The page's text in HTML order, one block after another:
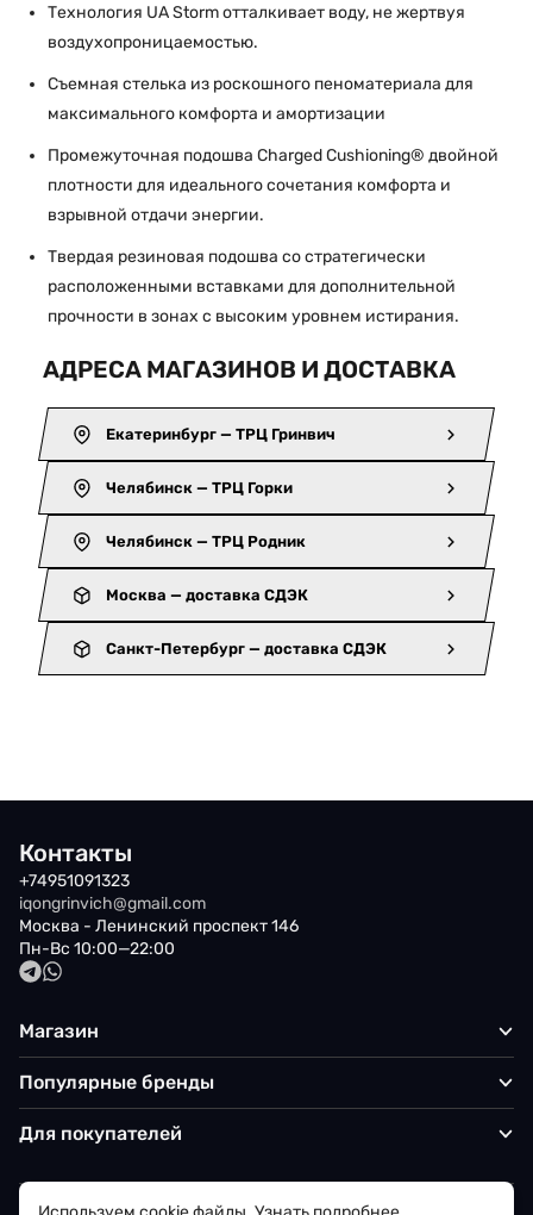
Технология UA Storm отталкивает воду, не жертвуя
воздухопроницаемостью.
Съемная стелька из роскошного пеноматериала для
максимального комфорта и амортизации
Промежуточная подошва Charged Cushioning® двойной
плотности для идеального сочетания комфорта и
взрывной отдачи энергии.
Твердая резиновая подошва со стратегически
расположенными вставками для дополнительной
прочности в зонах с высоким уровнем истирания.
АДРЕСА МАГАЗИНОВ И ДОСТАВКА
Екатеринбург — ТРЦ Гринвич
Челябинск — ТРЦ Горки
Челябинск — ТРЦ Родник
Москва — доставка СДЭК
Санкт-Петербург — доставка СДЭК
Контакты
+74951091323
iqongrinvich@gmail.com
Москва - Ленинский проспект 146
Пн-Вс 10:00—22:00
Магазин
Популярные бренды
Для покупателей